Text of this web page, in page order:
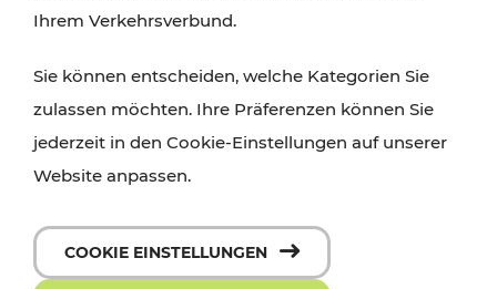
Ihrem Verkehrsverbund.
Sie können entscheiden, welche Kategorien Sie
zulassen möchten. Ihre Präferenzen können Sie
jederzeit in den Cookie-Einstellungen auf unserer
Website anpassen.
COOKIE EINSTELLUNGEN